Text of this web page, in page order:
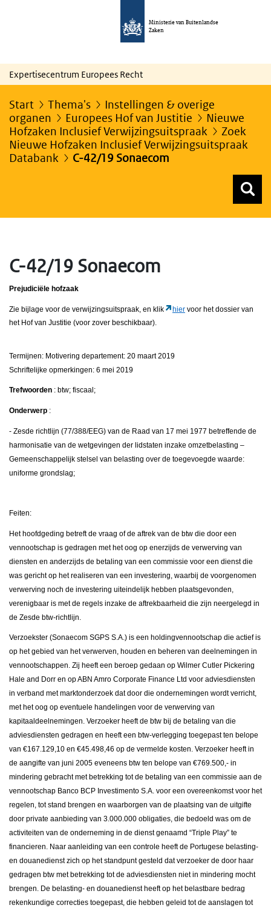
Ministerie van Buitenlandse
Zaken
Expertisecentrum Europees Recht
Start Thema's
Instellingen & overige
organen
Europees Hof van Justitie
Nieuwe
Hofzaken Inclusief Verwijzingsuitspraak
Zoek
Nieuwe Hofzaken Inclusief Verwijzingsuitspraak
Databank
C-42/19 Sonaecom
C-42/19 Sonaecom
Prejudiciële hofzaak
Zie bijlage voor de verwijzingsuitspraak, en klik hier voor het dossier van
het Hof van Justitie (voor zover beschikbaar).
Termijnen: Motivering departement: 20 maart 2019
Schriftelijke opmerkingen: 6 mei 2019
Trefwoorden : btw; fiscaal;
Onderwerp :
- Zesde richtlijn (77/388/EEG) van de Raad van 17 mei 1977 betreffende de
harmonisatie van de wetgevingen der lidstaten inzake omzetbelasting –
Gemeenschappelijk stelsel van belasting over de toegevoegde waarde:
uniforme grondslag;
Feiten:
Het hoofdgeding betreft de vraag of de aftrek van de btw die door een
vennootschap is gedragen met het oog op enerzijds de verwerving van
diensten en anderzijds de betaling van een commissie voor een dienst die
was gericht op het realiseren van een investering, waarbij de voorgenomen
verwerving noch de investering uiteindelijk hebben plaatsgevonden,
verenigbaar is met de regels inzake de aftrekbaarheid die zijn neergelegd in
de Zesde btw-richtlijn.
Verzoekster (Sonaecom SGPS S.A.) is een holdingvennootschap die actief is
op het gebied van het verwerven, houden en beheren van deelnemingen in
vennootschappen. Zij heeft een beroep gedaan op Wilmer Cutler Pickering
Hale and Dorr en op ABN Amro Corporate Finance Ltd voor adviesdiensten
in verband met marktonderzoek dat door die ondernemingen wordt verricht,
met het oog op eventuele handelingen voor de verwerving van
kapitaaldeelnemingen. Verzoeker heeft de btw bij de betaling van die
adviesdiensten gedragen en heeft een btw-verlegging toegepast ten belope
van €167.129,10 en €45.498,46 op de vermelde kosten. Verzoeker heeft in
de aangifte van juni 2005 eveneens btw ten belope van €769.500,- in
mindering gebracht met betrekking tot de betaling van een commissie aan de
vennootschap Banco BCP Investimento S.A. voor een overeenkomst voor het
regelen, tot stand brengen en waarborgen van de plaatsing van de uitgifte
door private aanbieding van 3.000.000 obligaties, die bedoeld was om de
activiteiten van de onderneming in de dienst genaamd “Triple Play” te
financieren. Naar aanleiding van een controle heeft de Portugese belasting-
en douanedienst zich op het standpunt gesteld dat verzoeker de door haar
gedragen btw met betrekking tot de adviesdiensten niet in mindering mocht
brengen. De belasting- en douanedienst heeft op het belastbare bedrag
rekenkundige correcties toegepast, die hebben geleid tot de aanslagen tot